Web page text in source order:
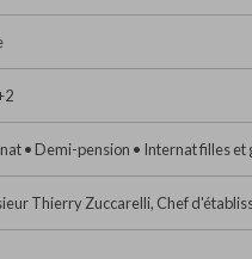
• Demi-pension • Internat filles et
Thierry Zuccarelli, Chef